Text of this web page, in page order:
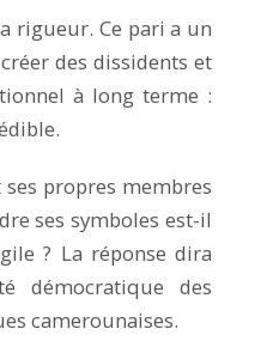
rigueur. Ce pari a un
des dissidents et
à long terme :
propres membres
ses symboles est-il
? La réponse dira
démocratique des
camerounaises.